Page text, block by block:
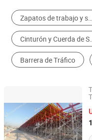
Zapatos de trabajo y seguridad
Cinturón y
Barrera de Tráfico
Suzhou TECON
Jiangsu, China